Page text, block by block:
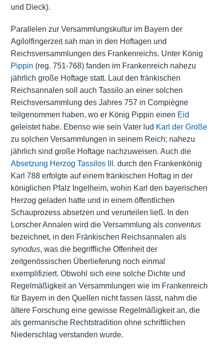
und Dieck).
Parallelen zur Versammlungskultur im Bayern der
Agilolfingerzeit sah man in den Hoftagen und
Reichsversammlungen des Frankenreichs. Unter König
Pippin (reg. 751-768) fanden im Frankenreich nahezu
jährlich große Hoftage statt. Laut den fränkischen
Reichsannalen soll auch Tassilo an einer solchen
Reichsversammlung des Jahres 757 in Compiègne
teilgenommen haben, wo er König Pippin einen Eid
geleistet habe. Ebenso wie sein Vater lud Karl der Große
zu solchen Versammlungen in seinem Reich; nahezu
jährlich sind große Hoftage nachzuweisen. Auch die
Absetzung Herzog Tassilos III. durch den Frankenkönig
Karl 788 erfolgte auf einem fränkischen Hoftag in der
königlichen Pfalz Ingelheim, wohin Karl den bayerischen
Herzog geladen hatte und in einem öffentlichen
Schauprozess absetzen und verurteilen ließ. In den
Lorscher Annalen wird die Versammlung als conventus
bezeichnet, in den Fränkischen Reichsannalen als
synodus, was die begriffliche Offenheit der
zeitgenössischen Überlieferung noch einmal
exemplifiziert. Obwohl sich eine solche Dichte und
Regelmäßigkeit an Versammlungen wie im Frankenreich
für Bayern in den Quellen nicht fassen lässt, nahm die
ältere Forschung eine gewisse Regelmäßigkeit an, die
als germanische Rechtstradition ohne schriftlichen
Niederschlag verstanden wurde.